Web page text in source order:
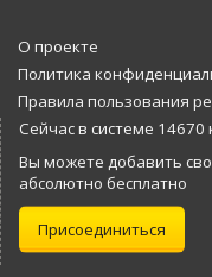
О проекте
Политика
Правила пользования
Сейчас в системе 14670
Вы можете добавить
абсолютно бесплатно
Присоединиться